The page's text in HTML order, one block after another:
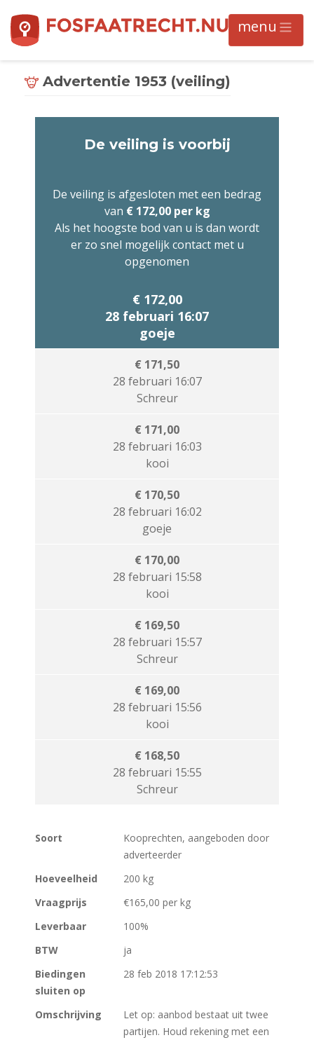
Advertentie 1953 (veiling)
Soort
Kooprechten, aangeboden door
adverteerder
Hoeveelheid
200 kg
Vraagprijs
€165,00 per kg
Leverbaar
100%
BTW
ja
Biedingen
sluiten op
28 feb 2018 17:12:53
Omschrijving
Let op: aanbod bestaat uit twee
partijen. Houd rekening met een
De veiling is voorbij
De veiling is afgesloten met een bedrag
van € 172,00 per kg
Als het hoogste bod van u is dan wordt
er zo snel mogelijk contact met u
opgenomen
€ 172,00
28 februari 16:07
goeje
€ 171,50
28 februari 16:07
Schreur
€ 171,00
28 februari 16:03
kooi
€ 170,50
28 februari 16:02
goeje
€ 170,00
28 februari 15:58
kooi
€ 169,50
28 februari 15:57
Schreur
€ 169,00
28 februari 15:56
kooi
€ 168,50
28 februari 15:55
Schreur